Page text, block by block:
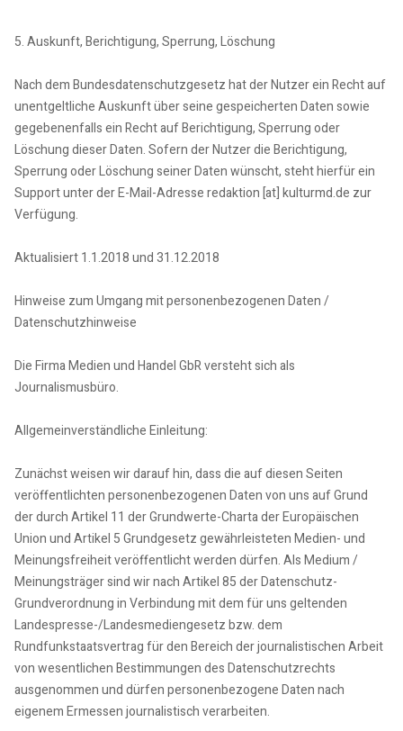
5. Auskunft, Berichtigung, Sperrung, Löschung
Nach dem Bundesdatenschutzgesetz hat der Nutzer ein Recht auf
unentgeltliche Auskunft über seine gespeicherten Daten sowie
gegebenenfalls ein Recht auf Berichtigung, Sperrung oder
Löschung dieser Daten. Sofern der Nutzer die Berichtigung,
Sperrung oder Löschung seiner Daten wünscht, steht hierfür ein
Support unter der E-Mail-Adresse redaktion [at] kulturmd.de zur
Verfügung.
Aktualisiert 1.1.2018 und 31.12.2018
Hinweise zum Umgang mit personenbezogenen Daten /
Datenschutzhinweise
Die Firma Medien und Handel GbR versteht sich als
Journalismusbüro.
Allgemeinverständliche Einleitung:
Zunächst weisen wir darauf hin, dass die auf diesen Seiten
veröffentlichten personenbezogenen Daten von uns auf Grund
der durch Artikel 11 der Grundwerte-Charta der Europäischen
Union und Artikel 5 Grundgesetz gewährleisteten Medien- und
Meinungsfreiheit veröffentlicht werden dürfen. Als Medium /
Meinungsträger sind wir nach Artikel 85 der Datenschutz-
Grundverordnung in Verbindung mit dem für uns geltenden
Landespresse-/Landesmediengesetz bzw. dem
Rundfunkstaatsvertrag für den Bereich der journalistischen Arbeit
von wesentlichen Bestimmungen des Datenschutzrechts
ausgenommen und dürfen personenbezogene Daten nach
eigenem Ermessen journalistisch verarbeiten.